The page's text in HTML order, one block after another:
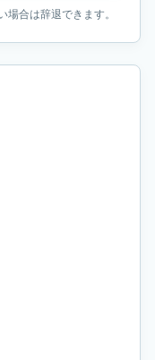
合は辞退できます。